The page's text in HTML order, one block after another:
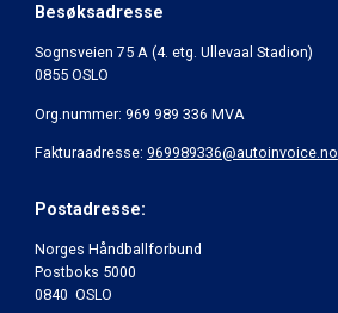
Besøksadresse
Sognsveien 75 A (4. etg. Ullevaal Stadion)
0855 OSLO
Org.nummer: 969 989 336 MVA
Fakturaadresse: 969989336@autoinvoice.no
Postadresse:
Norges Håndballforbund
Postboks 5000
0840 OSLO